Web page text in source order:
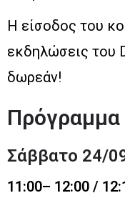
Η είσοδος του
εκδηλώσεις του
δωρεάν!
Πρόγραμμα
Σάββατο 24/
11:00– 12:00 /